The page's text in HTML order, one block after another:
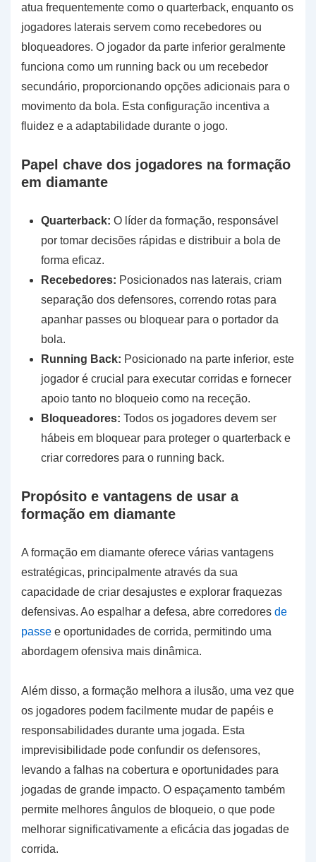
atua frequentemente como o quarterback, enquanto os
jogadores laterais servem como recebedores ou
bloqueadores. O jogador da parte inferior geralmente
funciona como um running back ou um recebedor
secundário, proporcionando opções adicionais para o
movimento da bola. Esta configuração incentiva a
fluidez e a adaptabilidade durante o jogo.
Papel chave dos jogadores na formação
em diamante
Quarterback: O líder da formação, responsável
por tomar decisões rápidas e distribuir a bola de
forma eficaz.
Recebedores: Posicionados nas laterais, criam
separação dos defensores, correndo rotas para
apanhar passes ou bloquear para o portador da
bola.
Running Back: Posicionado na parte inferior, este
jogador é crucial para executar corridas e fornecer
apoio tanto no bloqueio como na receção.
Bloqueadores: Todos os jogadores devem ser
hábeis em bloquear para proteger o quarterback e
criar corredores para o running back.
Propósito e vantagens de usar a
formação em diamante
A formação em diamante oferece várias vantagens
estratégicas, principalmente através da sua
capacidade de criar desajustes e explorar fraquezas
defensivas. Ao espalhar a defesa, abre corredores de
passe e oportunidades de corrida, permitindo uma
abordagem ofensiva mais dinâmica.
Além disso, a formação melhora a ilusão, uma vez que
os jogadores podem facilmente mudar de papéis e
responsabilidades durante uma jogada. Esta
imprevisibilidade pode confundir os defensores,
levando a falhas na cobertura e oportunidades para
jogadas de grande impacto. O espaçamento também
permite melhores ângulos de bloqueio, o que pode
melhorar significativamente a eficácia das jogadas de
corrida.